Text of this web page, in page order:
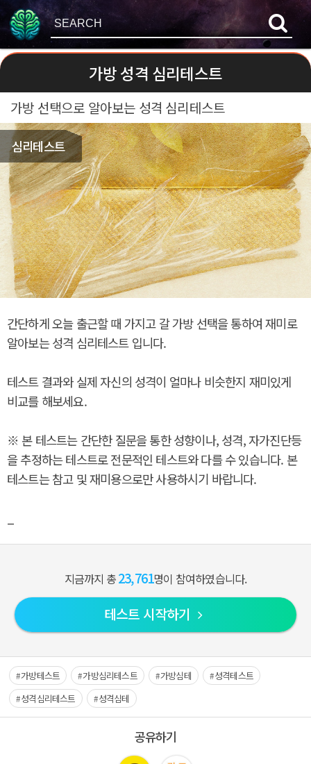
가방 성격 심리테스트
가방 선택으로 알아보는 성격 심리테스트
심리테스트
간단하게 오늘 출근할 때 가지고 갈 가방 선택을 통하여 재미로
알아보는 성격 심리테스트 입니다.
테스트 결과와 실제 자신의 성격이 얼마나 비슷한지 재미있게
비교를 해보세요.
※ 본 테스트는 간단한 질문을 통한 성향이나, 성격, 자가진단등
을 추정하는 테스트로 전문적인 테스트와 다를 수 있습니다. 본
테스트는 참고 및 재미용으로만 사용하시기 바랍니다.
지금까지 총23,761명이 참여하였습니다.
테스트 시작하기
가방테스트 가방심리테스트 가방심테
성격테스트
성격심리테스트
성격심테
공유하기